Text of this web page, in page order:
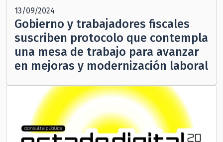
13/09/2024
Gobierno y trabajadores fiscales
suscriben protocolo que contempla
una mesa de trabajo para avanzar
en mejoras y modernización laboral